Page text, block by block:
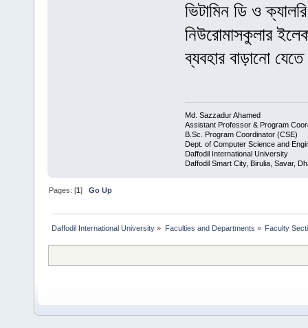
ভিটামিন ডি ও
নিউরোমাসকুলার
ব্যবহার বাড়ানো
Md. Sazzadur Ahamed
Assistant Professor & ​Program
​B.Sc. Program Coordinator (CSE)
Dept. of Computer Science and
Daffodil International University
Daffodil Smart City, Birulia, Savar,
Pages: [1]Go Up
Daffodil International University » Faculties and Departments » Faculty